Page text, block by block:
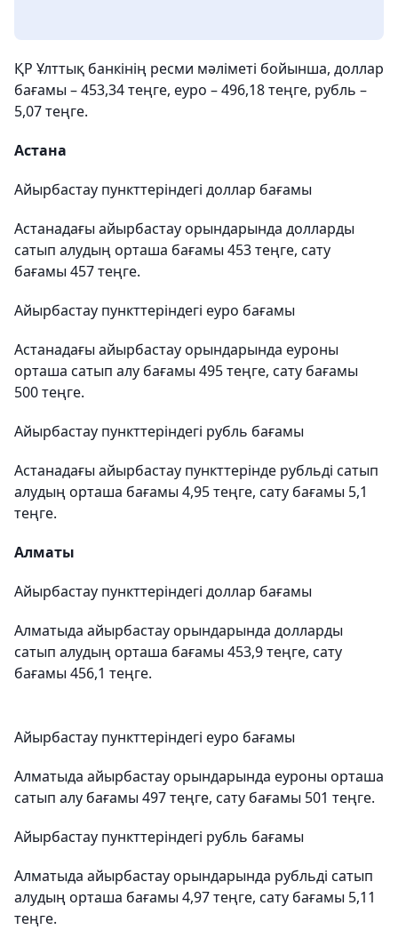
ҚР Ұлттық банкінің ресми мәліметі бойынша, доллар
бағамы – 453,34 теңге, еуро – 496,18 теңге, рубль –
5,07 теңге.
Астана
Айырбастау пункттеріндегі доллар бағамы
Астанадағы айырбастау орындарында долларды
сатып алудың орташа бағамы 453 теңге, сату
бағамы 457 теңге.
Айырбастау пункттеріндегі еуро бағамы
Астанадағы айырбастау орындарында еуроны
орташа сатып алу бағамы 495 теңге, сату бағамы
500 теңге.
Айырбастау пункттеріндегі рубль бағамы
Астанадағы айырбастау пункттерінде рубльді сатып
алудың орташа бағамы 4,95 теңге, сату бағамы 5,1
теңге.
Алматы
Айырбастау пункттеріндегі доллар бағамы
Алматыда айырбастау орындарында долларды
сатып алудың орташа бағамы 453,9 теңге, сату
бағамы 456,1 теңге.
Айырбастау пункттеріндегі еуро бағамы
Алматыда айырбастау орындарында еуроны орташа
сатып алу бағамы 497 теңге, сату бағамы 501 теңге.
Айырбастау пункттеріндегі рубль бағамы
Алматыда айырбастау орындарында рубльді сатып
алудың орташа бағамы 4,97 теңге, сату бағамы 5,11
теңге.